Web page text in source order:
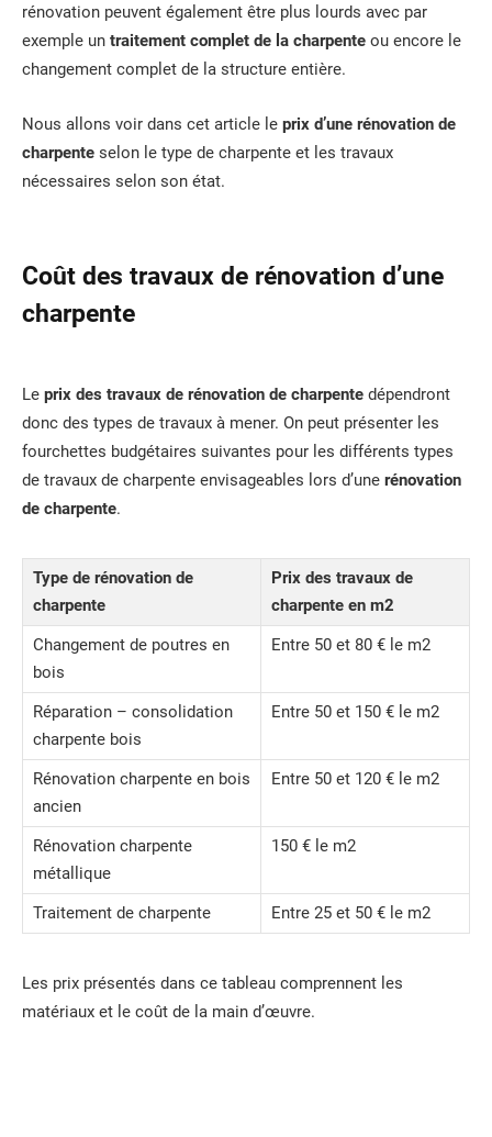
rénovation peuvent également être plus lourds avec par
exemple un traitement complet de la charpente ou encore le
changement complet de la structure entière.
Nous allons voir dans cet article le prix d’une rénovation de
charpente selon le type de charpente et les travaux
nécessaires selon son état.
Coût des travaux de rénovation d’une
charpente
Le prix des travaux de rénovation de charpente dépendront
donc des types de travaux à mener. On peut présenter les
fourchettes budgétaires suivantes pour les différents types
de travaux de charpente envisageables lors d’une rénovation
de charpente.
Type de rénovation de
charpente
Prix des travaux de
charpente en m2
Changement de poutres en
bois
Entre 50 et 80 € le m2
Réparation – consolidation
charpente bois
Entre 50 et 150 € le m2
Rénovation charpente en bois
ancien
Entre 50 et 120 € le m2
Rénovation charpente
métallique
150 € le m2
Traitement de charpente Entre 25 et 50 € le m2
Les prix présentés dans ce tableau comprennent les
matériaux et le coût de la main d’œuvre.